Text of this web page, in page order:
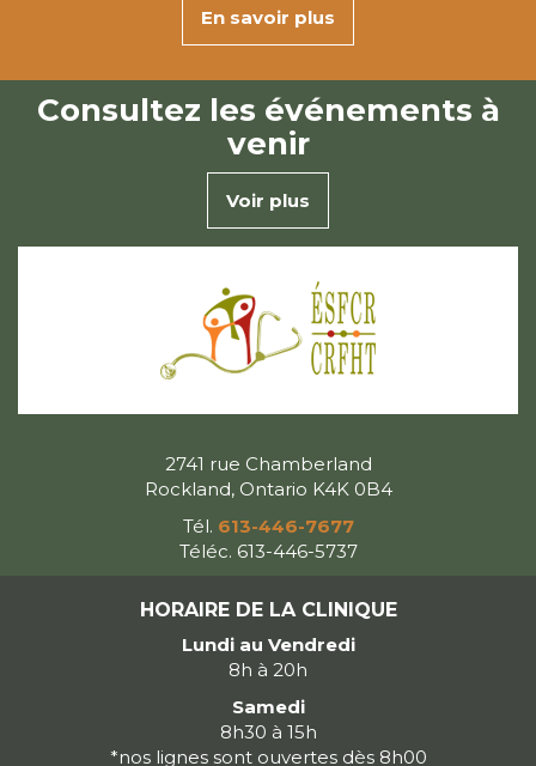
En savoir plus
Consultez les événements à
venir
Voir plus
2741 rue Chamberland
Rockland, Ontario K4K 0B4
Tél. 613-446-7677
Téléc. 613-446-5737
HORAIRE DE LA CLINIQUE
Lundi au Vendredi
8h à 20h
Samedi
8h30 à 15h
*nos lignes sont ouvertes dès 8h00